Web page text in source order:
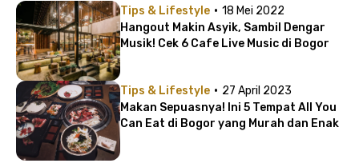
Tips & Lifestyle · 18 Mei 2022
Hangout Makin Asyik, Sambil Dengar
Musik! Cek 6 Cafe Live Music di Bogor
Tips & Lifestyle · 27 April 2023
Makan Sepuasnya! Ini 5 Tempat All You
Can Eat di Bogor yang Murah dan Enak